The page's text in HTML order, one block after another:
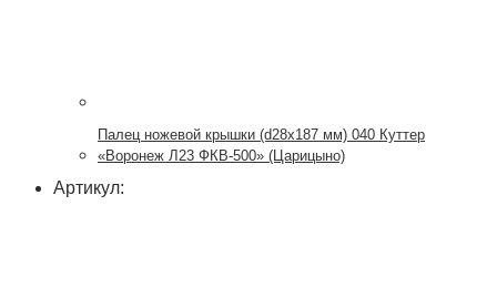
Палец ножевой крышки (d28x187 мм) 040 Куттер
«Воронеж Л23 ФКВ-500» (Царицыно)
Артикул: